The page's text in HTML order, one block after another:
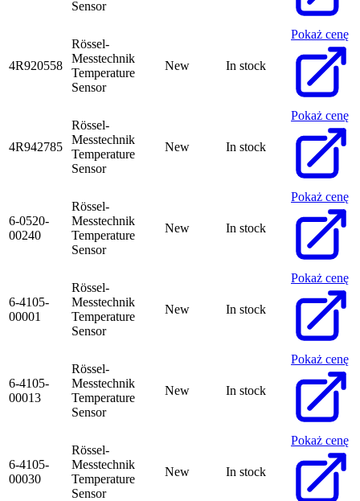
Sensor
4R920558
Rössel-
Messtechnik
Temperature
Sensor
New In stock
Pokaż cenę
4R942785
Rössel-
Messtechnik
Temperature
Sensor
New In stock
Pokaż cenę
6-0520-
00240
Rössel-
Messtechnik
Temperature
Sensor
New In stock
Pokaż cenę
6-4105-
00001
Rössel-
Messtechnik
Temperature
Sensor
New In stock
Pokaż cenę
6-4105-
00013
Rössel-
Messtechnik
Temperature
Sensor
New In stock
Pokaż cenę
6-4105-
00030
Rössel-
Messtechnik
Temperature
Sensor
New In stock
Pokaż cenę